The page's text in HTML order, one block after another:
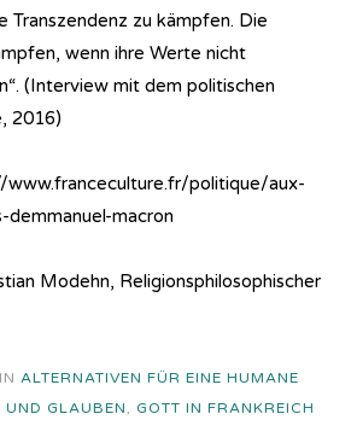
Transzendenz zu kämpfen. Die
wenn ihre Werte nicht
(Interview mit dem politischen
2016)
www.franceculture.fr/politique/aux-
demmanuel-macron
Modehn, Religionsphilosophischer
ALTERNATIVEN FÜR EINE HUMANE
UND GLAUBEN, GOTT IN FRANKREICH